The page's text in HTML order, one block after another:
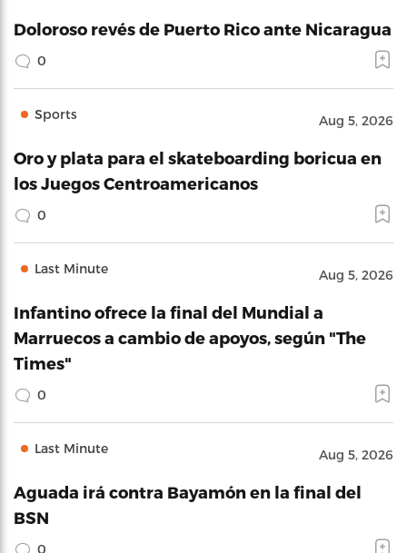
Doloroso revés de Puerto Rico ante Nicaragua
0
Sports Aug 5, 2026
Oro y plata para el skateboarding boricua en
los Juegos Centroamericanos
0
Last Minute Aug 5, 2026
Infantino ofrece la final del Mundial a
Marruecos a cambio de apoyos, según "The
Times"
0
Last Minute Aug 5, 2026
Aguada irá contra Bayamón en la final del
BSN
0